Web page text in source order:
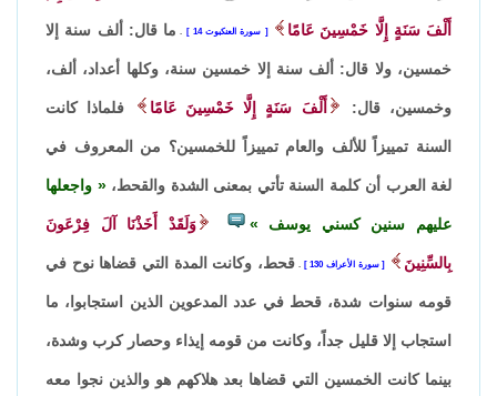
أَلْفَ سَنَةٍ إِلَّا خَمْسِينَ عَامًا سورة العنكبوت 14 ما قال: ألف سنة إلا
خمسين، ولا قال: ألف سنة إلا خمسين سنة، وكلها أعداد، ألف،
وخمسين، قال: أَلْفَ سَنَةٍ إِلَّا خَمْسِينَ عَامًا فلماذا كانت
السنة تمييزاً للألف والعام تمييزاً للخمسين؟ من المعروف في
لغة العرب أن كلمة السنة تأتي بمعنى الشدة والقحط، واجعلها
عليهم سنين كسني يوسف وَلَقَدْ أَخَذْنَا آلَ فِرْعَونَ
بِالسِّنِينَ سورة الأعراف 130 قحط، وكانت المدة التي قضاها نوح في
قومه سنوات شدة، قحط في عدد المدعوين الذين استجابوا، ما
استجاب إلا قليل جداً، وكانت من قومه إيذاء وحصار كرب وشدة،
بينما كانت الخمسين التي قضاها بعد هلاكهم هو والذين نجوا معه